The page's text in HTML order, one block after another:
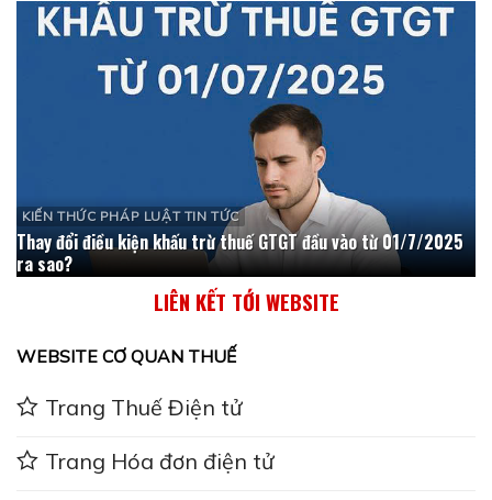
KIẾN THỨC PHÁP LUẬT TIN TỨC
Thay đổi điều kiện khấu trừ thuế GTGT đầu vào từ 01/7/2025
ra sao?
LIÊN KẾT TỚI WEBSITE
WEBSITE CƠ QUAN THUẾ
Trang Thuế Điện tử
Trang Hóa đơn điện tử